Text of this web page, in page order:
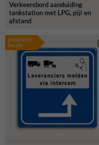
Verkeersbord aanduiding
tankstation met LPG, pijl en
afstand
populaire
keuze